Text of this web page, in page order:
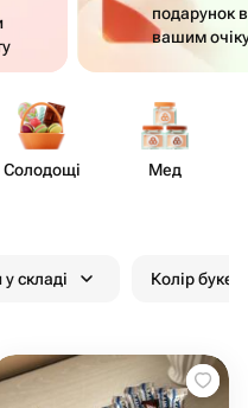
подарунок
вашим
Солодощі Мед
у складі Колір